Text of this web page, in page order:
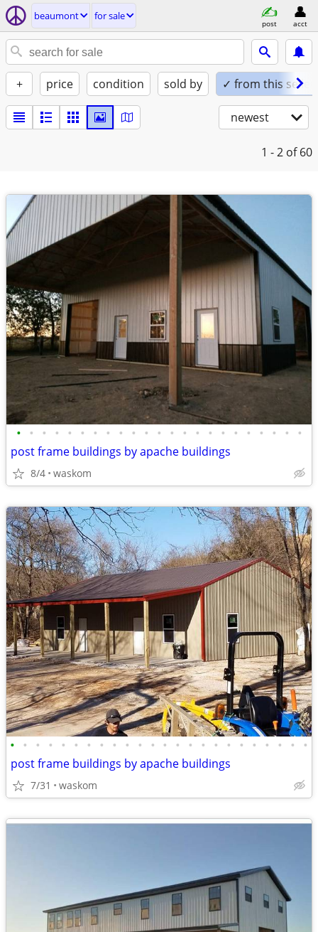
beaumont for sale
post acct
+ price condition sold by ✓ from this seller
newest
1 - 2 of 60
• • • • • • • • • • • • • • • • • • • • • • •
post frame buildings by apache buildings
8/4 waskom
• • • • • • • • • • • • • • • • • • • • • • • •
post frame buildings by apache buildings
7/31 waskom